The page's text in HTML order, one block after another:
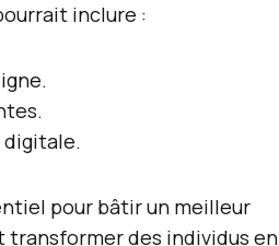
inclure :
digitale.
pour bâtir un meilleur
des individus en